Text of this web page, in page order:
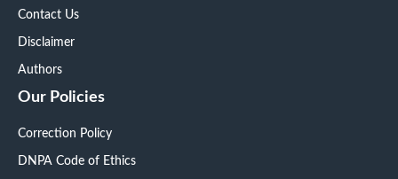
Contact Us
Disclaimer
Authors
Our Policies
Correction Policy
DNPA Code of Ethics